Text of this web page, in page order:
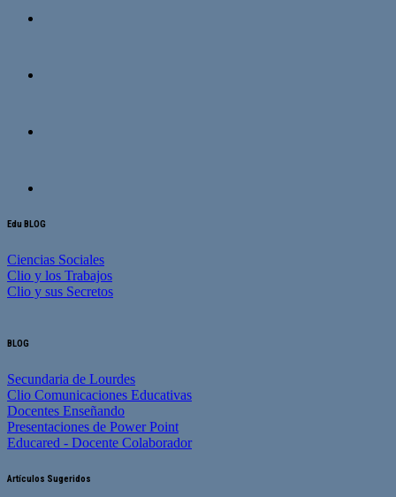
Edu BLOG
Ciencias Sociales
Clio y los Trabajos
Clio y sus Secretos
BLOG
Secundaria de Lourdes
Clio Comunicaciones Educativas
Docentes Enseñando
Presentaciones de Power Point
Educared - Docente Colaborador
Artículos Sugeridos